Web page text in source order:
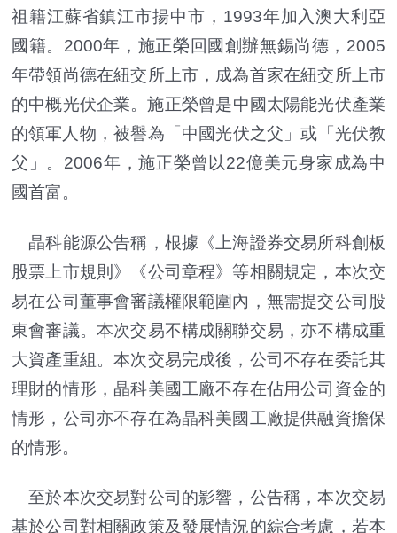
祖籍江蘇省鎮江市揚中市，1993年加入澳大利亞
國籍。2000年，施正榮回國創辦無錫尚德，2005
年帶領尚德在紐交所上市，成為首家在紐交所上市
的中概光伏企業。施正榮曾是‌中國太陽能光伏產業
的領軍人物‌，‌被譽為「‌中國光伏之父‌」或「光伏教
父」。‌‌2006年，施正榮曾以22億美元身家成為中
國首富。‌‌
晶科能源公告稱，根據《上海證券交易所科創板
股票上市規則》《公司章程》等相關規定，本次交
易在公司董事會審議權限範圍內，無需提交公司股
東會審議。本次交易不構成關聯交易，亦不構成重
大資產重組。本次交易完成後，公司不存在委託其
理財的情形，晶科美國工廠不存在佔用公司資金的
情形，公司亦不存在為晶科美國工廠提供融資擔保
的情形。
至於本次交易對公司的影響，公告稱，本次交易
基於公司對相關政策及發展情況的綜合考慮，若本